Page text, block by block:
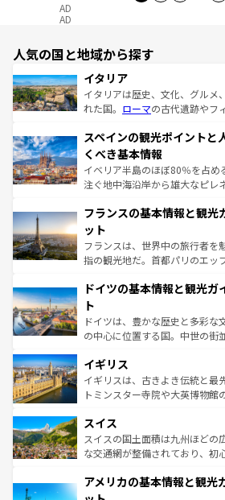
AD
AD
人気の国と地域から探す
イタリア
イタリアは歴史、文化、グルメ
れた国。 ローマの古代遺跡やフ
ろん、トスカーナの美しい田園
景など、自然景観も見逃せない
ピザやパスタなど、絶品のイタ
できる。朝目覚めてから夜眠る
なお、新着のイタリア情報はコ
しい。
スペインの観光ポイントと
くべき基本情報
イベリア半島のほぼ80％を占め
注ぐ地中海沿岸から雄大なピレ
文化が根付くこの国では、情熱
れる闘牛、そして美味しいタパ
る。首都マドリードの洗練され
アートに溢れた街角から、地方
せる。地方によって風土や気候
ンテンツ一覧 を参照してほしい。
フランスの基本情報と観光
ット
フランスは、世界中の旅行者を
指の観光地だ。首都パリのエッ
で、幅広い魅力が詰まっている
聖堂、美しいビーチ、そして豊
から魅了する。また、フランス
れ、フランス料理はユネスコ無
香り高いラベンダー畑など、多
らに、パリ以外の地域にも魅力
も豊かな歴史と文化が息づいて
を参照してほしい。
ドイツの基本情報と観光ガ
ト
ドイツは、豊かな歴史と多彩な
の中心に位置する国。中世の街
顔を持つこの国は、どこを歩い
ルリンの文化的活気、バイエル
してライン川沿いのワイン畑と
は、お酒好きな人にはぜひ体験してほしい
ドイツ情報はコンテンツ一覧を
イギリス
イギリスは、古きよき伝統と最
トミンスター寺院や大英博物館
リアごとに異なる魅力がある。
ティー、ビール好きにはたまら
戦など、本場だからこそできる
ンツ一覧を参照してほしい。
スイス
スイスの国土面積は九州ほどの
な交通網が整備されており、初
の建物がそのまま残る町や、ス
博物館もあり、アルプス観光だ
アメリカの基本情報と観光